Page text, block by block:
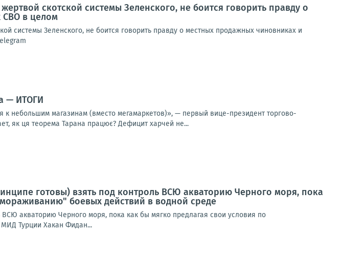
скотской системы Зеленского, не боится говорить правду о
СВО в целом
системы Зеленского, не боится говорить правду о местных продажных чиновниках и
— ИТОГИ
к небольшим магазинам (вместо мегамаркетов)», — первый вице-президент торгово-
як ця теорема Тарана працює? Дефицит харчей не...
готовы) взять под контроль ВСЮ акваторию Черного моря, пока
боевых действий в водной среде
ВСЮ акваторию Черного моря, пока как бы мягко предлагая свои условия по
Турции Хакан Фидан...